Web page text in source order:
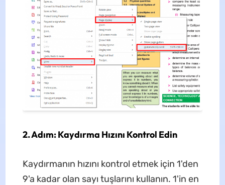
2. Adım: Kaydırma Hızını Kontrol Edin
Kaydırmanın hızını kontrol etmek için 1'den
9'a kadar olan sayı tuşlarını kullanın. 1'in en